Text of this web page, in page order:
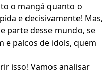
o mangá quanto o
e decisivamente! Mas,
parte desse mundo, se
e palcos de idols, quem
isso! Vamos analisar